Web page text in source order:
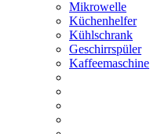
Mikrowelle
Küchenhelfer
Kühlschrank
Geschirrspüler
Kaffeemaschine